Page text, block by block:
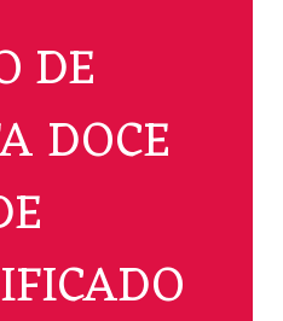
DE
DOCE